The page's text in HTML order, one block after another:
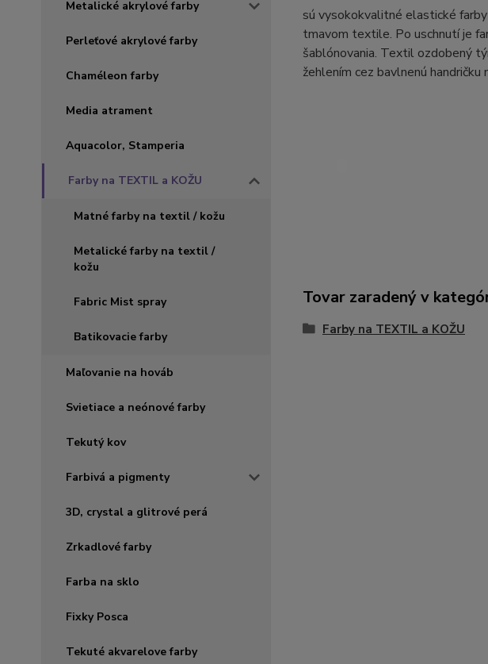
Metalické akrylové farby
Perleťové akrylové farby
Chaméleon farby
Media atrament
Aquacolor, Stamperia
Farby na TEXTIL a KOŽU
Matné farby na textil / kožu
Metalické farby na textil /
kožu
Fabric Mist spray
Batikovacie farby
Maľovanie na hováb
Svietiace a neónové farby
Tekutý kov
Farbivá a pigmenty
3D, crystal a glitrové perá
Zrkadlové farby
Farba na sklo
Fixky Posca
Tekuté akvarelove farby
sú vysokokvalitné elastické
tmavom textile. Po uschnutí je
šablónovania. Textil ozdobený
žehlením cez bavlnenú
Tovar zaradený v
Farby na TEXTIL a KOŽU